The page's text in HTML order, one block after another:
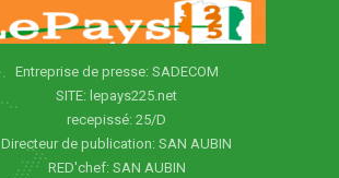
Entreprise de presse: SADECOM
SITE: lepays225.net
recepissé: 25/D
Directeur de publication: SAN AUBIN
RED'chef: SAN AUBIN